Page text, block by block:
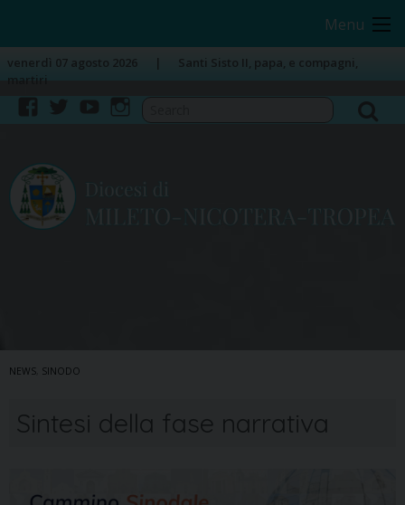
content
Menu
venerdì 07 agosto 2026
Santi Sisto II, papa, e compagni,
martiri
facebook
twitteryoutubeinstagram
NEWS SINODO
Sintesi della fase narrativa